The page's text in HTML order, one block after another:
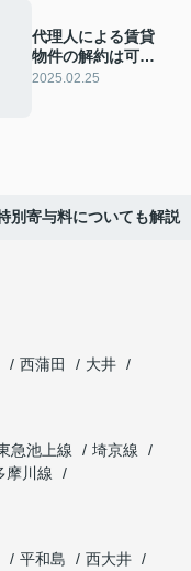
代理人による賃貸
物件の解約は可
能？流れと注意点
2025.02.25
別寄与料についても解説
西蒲田
大井
急池上線
埼京線
摩川線
平和島
西大井